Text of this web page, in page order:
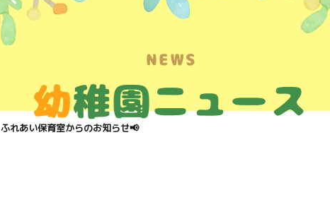
NEWS
幼稚園ニュース
ふれあい保育室からのお知らせ📢